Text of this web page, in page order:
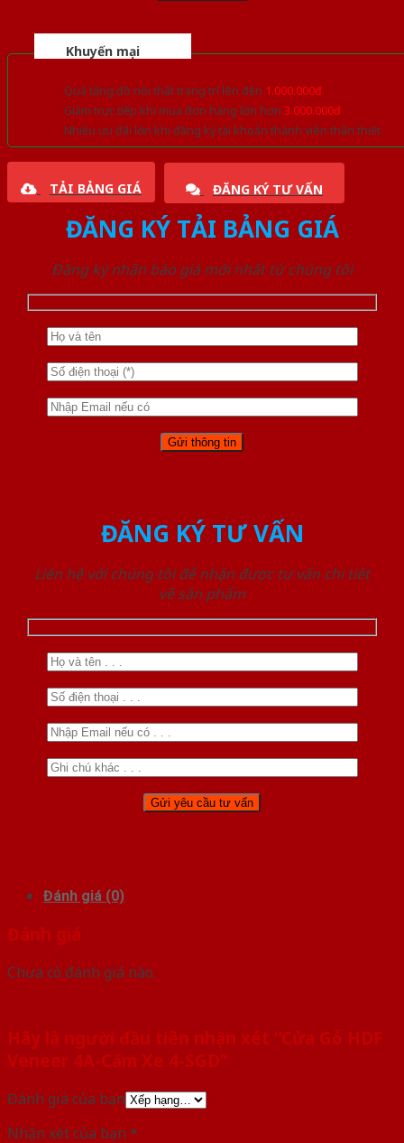
Khuyến mại
Quà tặng đồ nội thất trang trí lên đến 1.000.000đ
Giảm trực tiếp khi mua đơn hàng lớn hơn 3.000.000đ
Nhiều ưu đãi lớn khi đăng ký tài khoản thành viên thân thiết
TẢI BẢNG GIÁ ĐĂNG KÝ TƯ VẤN
ĐĂNG KÝ TẢI BẢNG GIÁ
Đăng ký nhận báo giá mới nhất từ chúng tôi
ĐĂNG KÝ TƯ VẤN
Liên hệ với chúng tôi để nhận được tư vấn chi tiết
về sản phẩm
Đánh giá (0)
Đánh giá
Chưa có đánh giá nào.
Hãy là người đầu tiên nhận xét “Cửa Gỗ HDF
Veneer 4A-Căm Xe 4-SGD”
Đánh giá của bạn
Nhận xét của bạn *